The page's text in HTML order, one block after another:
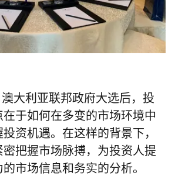
大利亚联邦政府大选后，投
于如何在多变的市场环境中
资机遇。在这样的背景下，
把握市场脉搏，为投资人提
市场信息和务实的分析。